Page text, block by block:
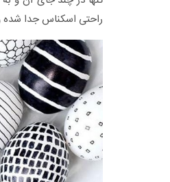
راحتی اسکناس جدا شده